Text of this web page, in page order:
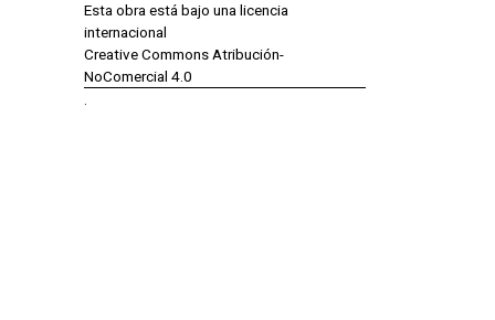
Esta obra está bajo una licencia
internacional
Creative Commons Atribución-
NoComercial 4.0
.